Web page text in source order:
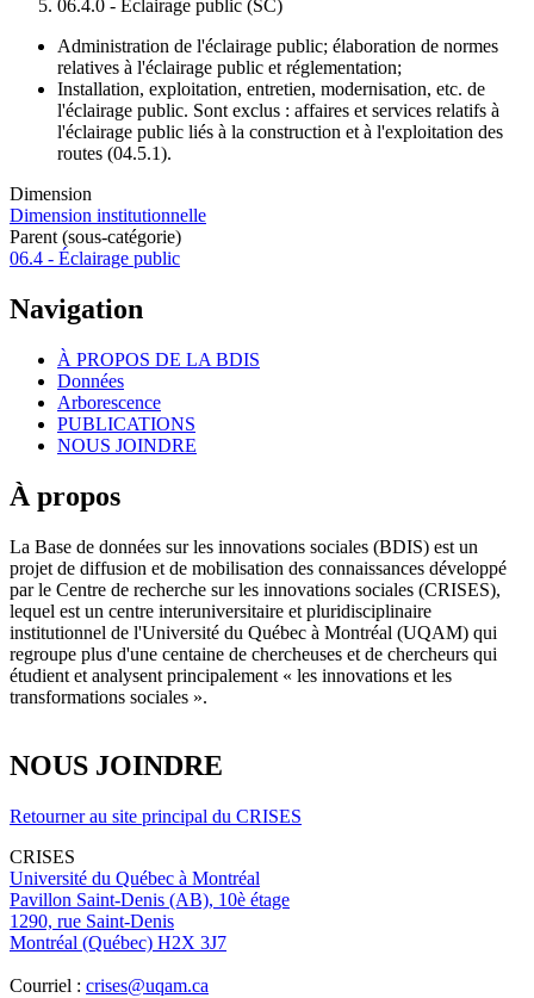
06.4.0 - Éclairage public (SC)
Administration de l'éclairage public; élaboration de normes
relatives à l'éclairage public et réglementation;
Installation, exploitation, entretien, modernisation, etc. de
l'éclairage public. Sont exclus : affaires et services relatifs à
l'éclairage public liés à la construction et à l'exploitation des
routes (04.5.1).
Dimension
Dimension institutionnelle
Parent (sous-catégorie)
06.4 - Éclairage public
Navigation
À PROPOS DE LA BDIS
Données
Arborescence
PUBLICATIONS
NOUS JOINDRE
À propos
La Base de données sur les innovations sociales (BDIS) est un
projet de diffusion et de mobilisation des connaissances développé
par le Centre de recherche sur les innovations sociales (CRISES),
lequel est un centre interuniversitaire et pluridisciplinaire
institutionnel de l'Université du Québec à Montréal (UQAM) qui
regroupe plus d'une centaine de chercheuses et de chercheurs qui
étudient et analysent principalement « les innovations et les
transformations sociales ».
NOUS JOINDRE
Retourner au site principal du CRISES
CRISES
Université du Québec à Montréal
Pavillon Saint-Denis (AB), 10è étage
1290, rue Saint-Denis
Montréal (Québec) H2X 3J7
Courriel : crises@uqam.ca